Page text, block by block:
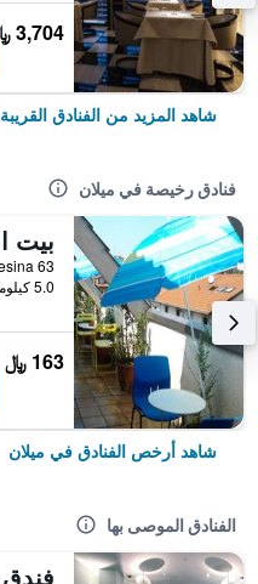
3,704 ﷼
شاهد المزيد من الفنادق القريبة
فنادق رخيصة في ميلان
5.0 كيلومتر عن وسط المدينة
163 ﷼
شاهد أرخص الفنادق في ميلان
الفنادق الموصى بها